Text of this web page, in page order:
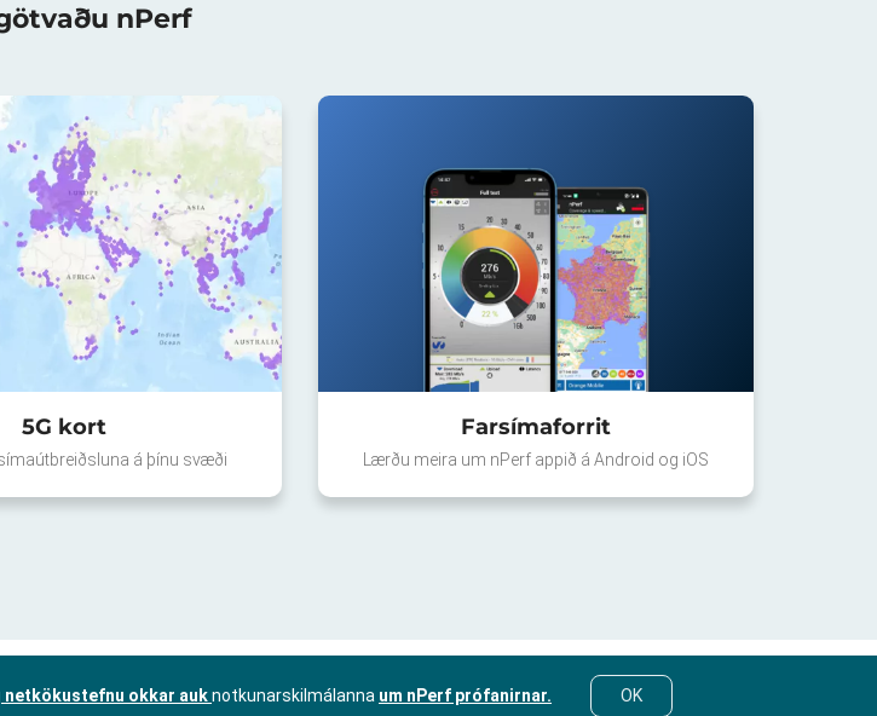
nPerf
5G kort
á þínu svæði
Farsímaforrit
Lærðu meira um nPerf appið á Android og iOS
netkökustefnu okkar auknotkunarskilmálanna um nPerf prófanirnar. OK